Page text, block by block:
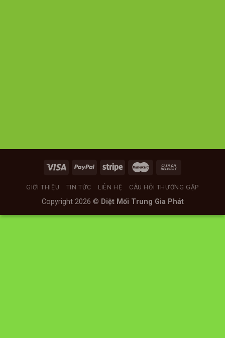
GIỚI THIỆU TIN TỨC LIÊN HỆ CÂU HỎI THƯỜNG GẶP
Copyright 2026 © Diệt Mối Trung Gia Phát